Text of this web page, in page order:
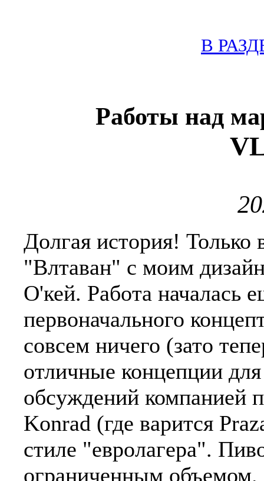
В
Работы над
Долгая история!
"Влтаван" с моим
О'кей. Работа началась
первоначального
совсем ничего (зато
отличные концепции
обсуждений компанией
Konrad (где варится
стиле "евролагера".
ограниченным объемом.